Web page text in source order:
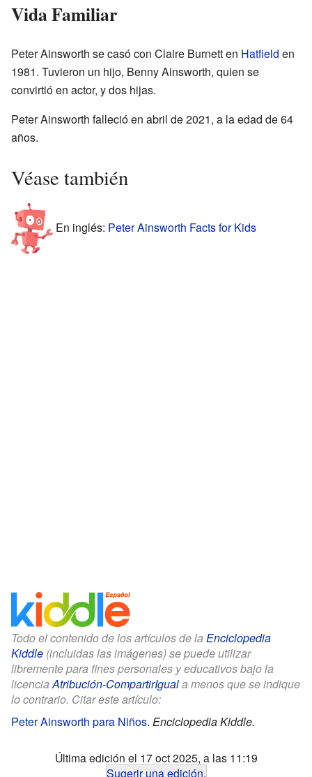
Vida Familiar
Peter Ainsworth se casó con Claire Burnett en Hatfield en
1981. Tuvieron un hijo, Benny Ainsworth, quien se
convirtió en actor, y dos hijas.
Peter Ainsworth falleció en abril de 2021, a la edad de 64
años.
Véase también
En inglés: Peter Ainsworth Facts for Kids
Todo el contenido de los artículos de la Enciclopedia
Kiddle (incluidas las imágenes) se puede utilizar
libremente para fines personales y educativos bajo la
licenciaAtribución-CompartirIguala menos que se indique
lo contrario. Citar este artículo:
Peter Ainsworth para Niños. Enciclopedia Kiddle.
Última edición el 17 oct 2025, a las 11:19
Sugerir una edición.